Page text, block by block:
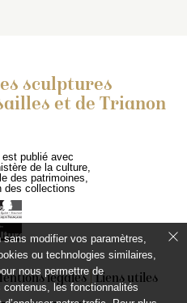
sculptures
et de Trianon
publié avec
de la culture,
des patrimoines,
des collections
légales Liens utiles
modifier vos paramètres,
ou technologies similaires,
nous permettre de
les fonctionnalités